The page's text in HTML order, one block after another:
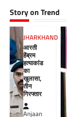
Story on Trend
JHARKHAND
आरती
हेंब्रम
हत्याकांड
का
खुलासा,
तीन
गिरफ्तार
Anjaan